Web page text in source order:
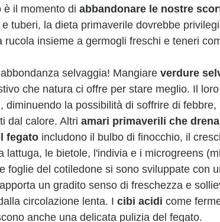
è il momento di abbandonare le nostre
tuberi, la dieta primaverile dovrebbe
rucola insieme a germogli freschi e teneri
selvaggia! Mangiare verdure
che natura ci offre per stare meglio. Il loro
diminuendo la possibilità di soffrire di febbre,
dal calore. Altri amari primaverili che
fegato includono il bulbo di finocchio, il
lattuga, le bietole, l'indivia e i microgreens
foglie del cotiledone si sono sviluppate con
un gradito senso di freschezza e
circolazione lenta. I cibi acidi come
anche una delicata pulizia del fegato.